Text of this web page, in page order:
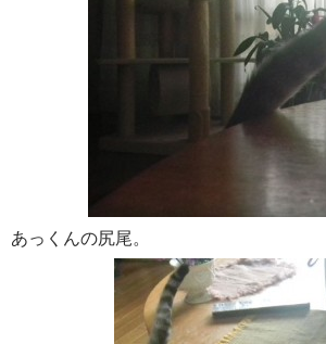
あっくんの尻尾。